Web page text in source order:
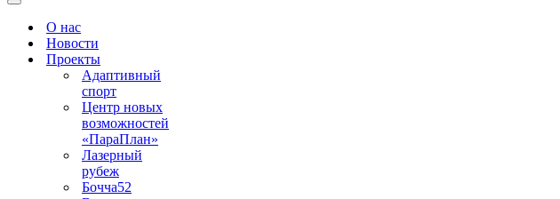
Меню
навигацииО нас
Новости
Проекты
Адаптивный
спорт
Центр новых
возможностей
«ПараПлан»
Лазерный
рубеж
Бочча52